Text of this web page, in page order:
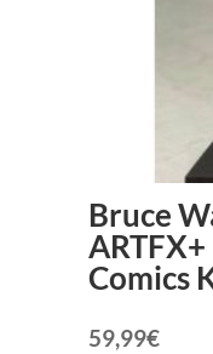
Bruce
Comics
59,99€